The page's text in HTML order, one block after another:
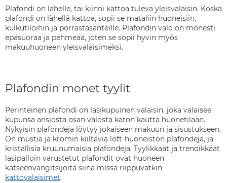
Plafondi on lähelle, tai kiinni kattoa tuleva yleisvalaisin. Koska
plafondi on lähellä kattoa, sopii se mataliin huoneisiin,
kulkutiloihin ja porrastasanteille. Plafondin valo on monesti
epäsuoraa ja pehmeää, joten se sopii hyvin myös
makuuhuoneen yleisvalaisimeksi.
Plafondin monet tyylit
Perinteinen plafondi on lasikupuinen valaisin, joka valaisee
kupunsa ansiosta osan valosta katon kautta huonetilaan.
Nykyisin plafondeja löytyy jokaiseen makuun ja sisustukseen.
On mustia ja kromin kiiltäviä loft-huoneiston plafondeja, ja
kristallisia kruunumaisia plafondeja. Tyylikkäät ja trendikkäät
lasipalloin varustetut plafondit ovat huoneen
katseenvangitsijoita siinä missä riippuvatkin
kattovalaisimet.